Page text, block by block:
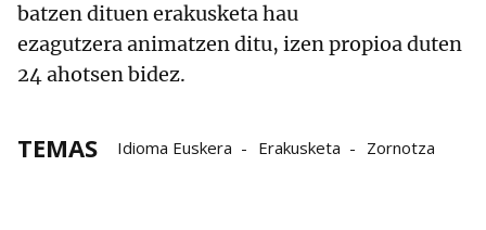
batzen dituen erakusketa hau
ezagutzera animatzen ditu, izen propioa duten
24 ahotsen bidez.
TEMAS Idioma Euskera Erakusketa Zornotza